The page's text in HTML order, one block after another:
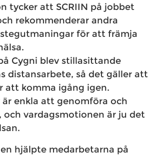
tycker att SCRIIN på jobbet
rekommenderar andra
för att främja
Cygni blev stillasittande
distansarbete, så det gäller att
att komma igång igen.
enkla att genomföra och
och vardagsmotionen är ju det
hjälpte medarbetarna på